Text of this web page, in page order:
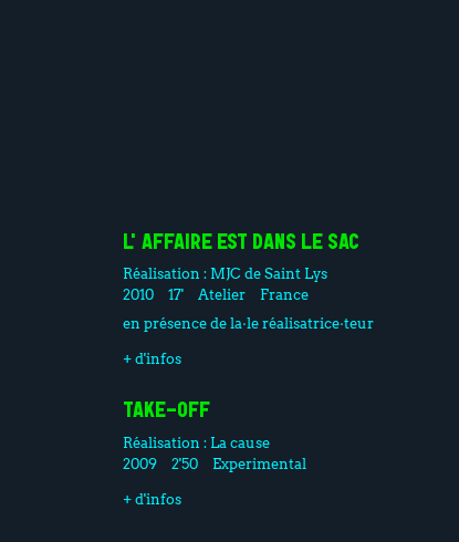
L'AFFAIRE EST DANS LE SAC
Réalisation : MJC de Saint Lys
2010
17' Atelier
France
en présence de la·le réalisatrice·teur
+ d'infos
TAKE-OFF
Réalisation : La cause
2009
2'50 Experimental
+ d'infos